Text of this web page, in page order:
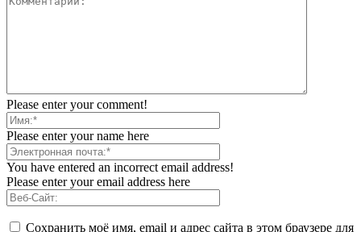
Please enter your comment!
Please enter your name here
You have entered an incorrect email address!
Please enter your email address here
Сохранить моё имя, email и адрес сайта в этом браузере для